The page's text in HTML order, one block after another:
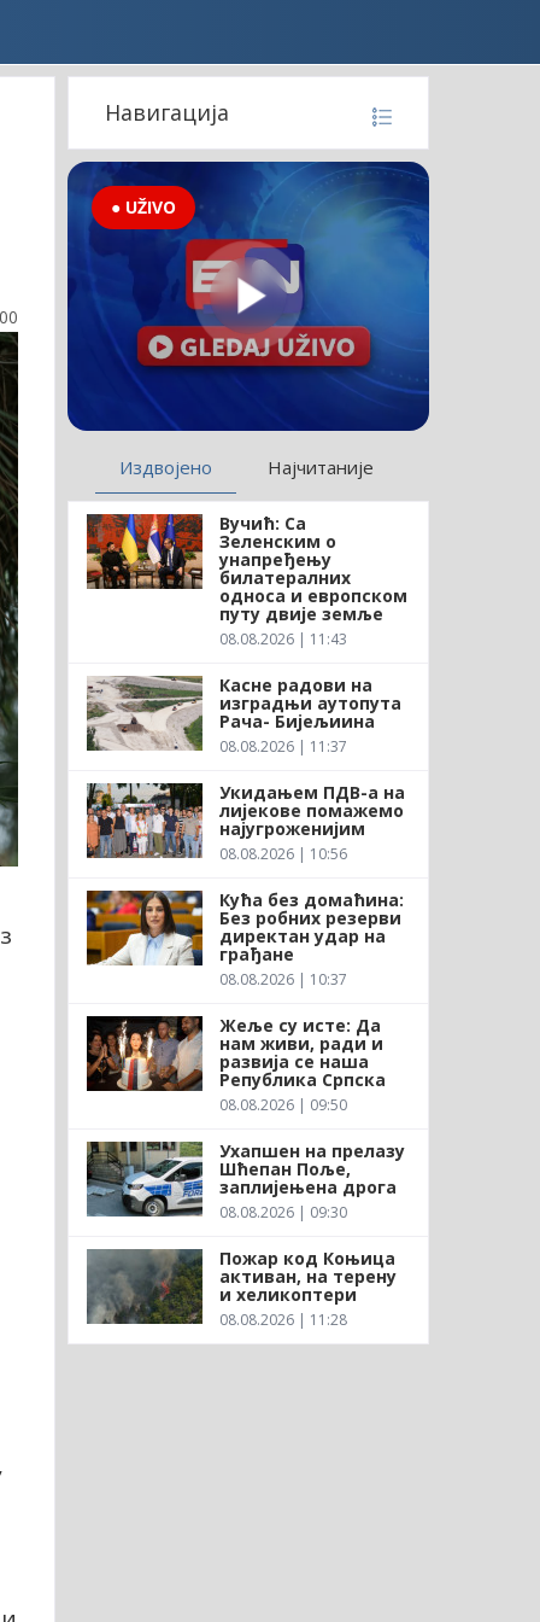
Навигација
● UŽIVO
Издвојено Најчитаније
Вучић: Са
Зеленским о
унапређењу
билатералних
односа и европском
путу двије земље
08.08.2026 | 11:43
Касне радови на
изградњи аутопута
Рача- Бијељиина
08.08.2026 | 11:37
Укидањем ПДВ-а на
лијекове помажемо
најугроженијим
08.08.2026 | 10:56
Кућа без домаћина:
Без робних резерви
директан удар на
грађане
08.08.2026 | 10:37
Жеље су исте: Да
нам живи, ради и
развија се наша
Република Српска
08.08.2026 | 09:50
Ухапшен на прелазу
Шћепан Поље,
заплијењена дрога
08.08.2026 | 09:30
Пожар код Коњица
активан, на терену
и хеликоптери
08.08.2026 | 11:28